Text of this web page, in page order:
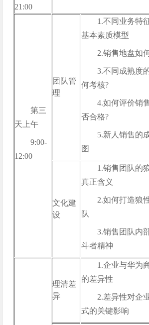
21:00
第三
天上午
9:00-
12:00
团队管
理
1.不同业务特
基本素质模型
2.销售地盘如
3.不同成熟度
何考核?
4.如何评价销
否合格?
5.新人销售的
图
文化建
设
1.销售团队的
真正含义
2.如何打造狼
队
3.销售团队内
斗者精神
理清差
异
1.企业与华为
的差异性
2.差异性对企
式的关键影响